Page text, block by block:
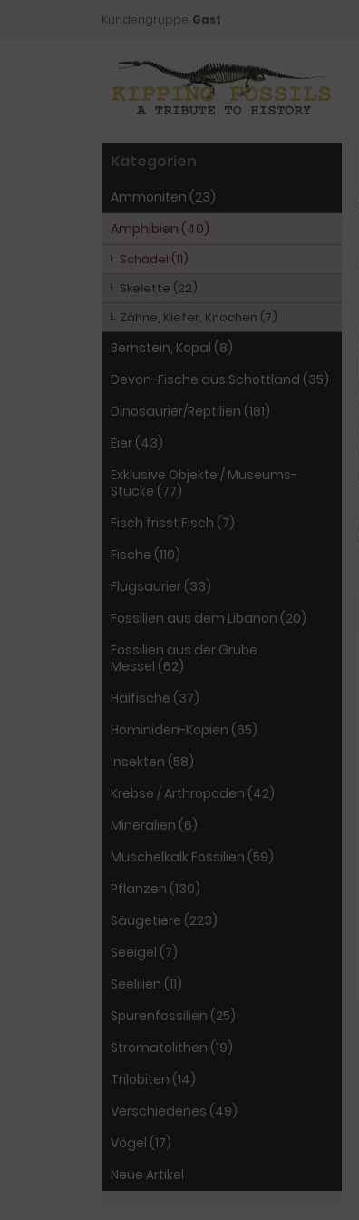
Kundengruppe: Gast
Kategorien
Ammoniten (23)
Amphibien (40)
Schädel (11)
Skelette (22)
Zähne, Kiefer, Knochen (7)
Bernstein, Kopal (8)
Devon-Fische aus Schottland (35)
Dinosaurier/Reptilien (181)
Eier (43)
Exklusive Objekte / Museums-
Stücke (77)
Fisch frisst Fisch (7)
Fische (110)
Flugsaurier (33)
Fossilien aus dem Libanon (20)
Fossilien aus der Grube
Messel (62)
Haifische (37)
Hominiden-Kopien (65)
Insekten (58)
Krebse / Arthropoden (42)
Mineralien (6)
Muschelkalk Fossilien (59)
Pflanzen (130)
Säugetiere (223)
Seeigel (7)
Seelilien (11)
Spurenfossilien (25)
Stromatolithen (19)
Trilobiten (14)
Verschiedenes (49)
Vögel (17)
Neue Artikel